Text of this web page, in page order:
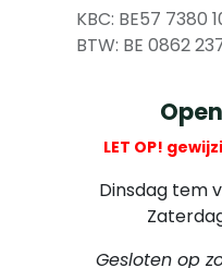
KBC: BE57 7380
BTW: BE 0862
LET OP!
Dinsdag tem
Gesloten op